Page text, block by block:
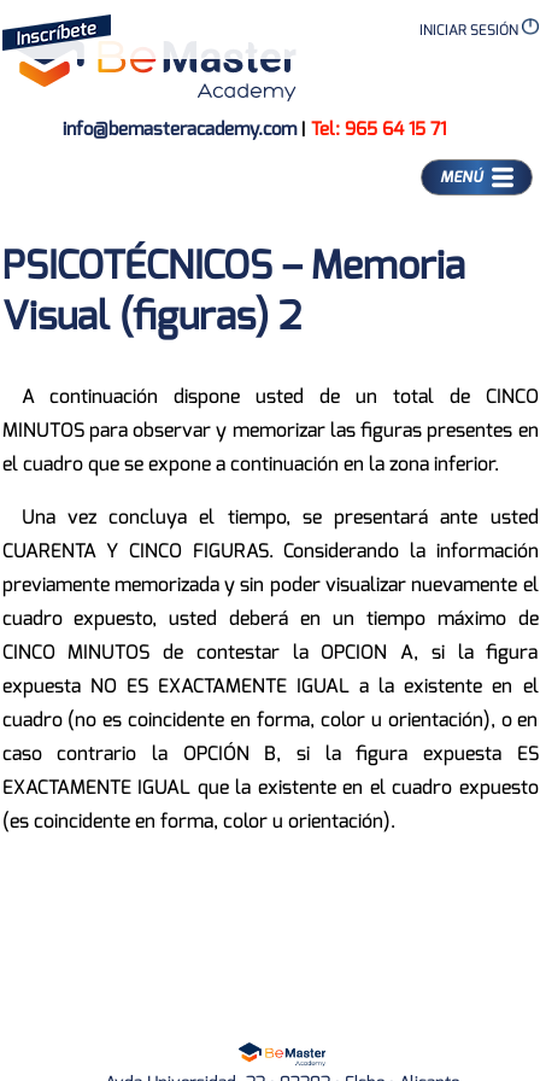
INICIAR SESIÓN
info@bemasteracademy.com| Tel: 965 64 15 71
MENÚ
PSICOTÉCNICOS – Memoria
Visual (figuras) 2
A continuación dispone usted de un total de CINCO
MINUTOS para observar y memorizar las figuras presentes en
el cuadro que se expone a continuación en la zona inferior.
Una vez concluya el tiempo, se presentará ante usted
CUARENTA Y CINCO FIGURAS. Considerando la información
previamente memorizada y sin poder visualizar nuevamente el
cuadro expuesto, usted deberá en un tiempo máximo de
CINCO MINUTOS de contestar la OPCION A, si la figura
expuesta NO ES EXACTAMENTE IGUAL a la existente en el
cuadro (no es coincidente en forma, color u orientación), o en
caso contrario la OPCIÓN B, si la figura expuesta ES
EXACTAMENTE IGUAL que la existente en el cuadro expuesto
(es coincidente en forma, color u orientación).